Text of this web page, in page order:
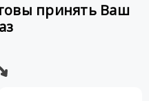
принять Ваш